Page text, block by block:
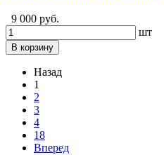
9 000 руб.
шт
В корзину
Назад
1
2
3
4
18
Вперед